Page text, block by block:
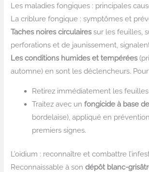
Les maladies fongiques : principales
La criblure fongique : symptômes et
Taches noires circulairessur les feuilles,
perforations et de jaunissement,
Les conditions humides et tempérées
automne) en sont les déclencheurs.
Retirez immédiatement les
Traitez avec unfongicide à base
bordelaise), appliqué en
premiers signes.
L’oïdium : reconnaître et combattre
Reconnaissable à sondépôt blanc-